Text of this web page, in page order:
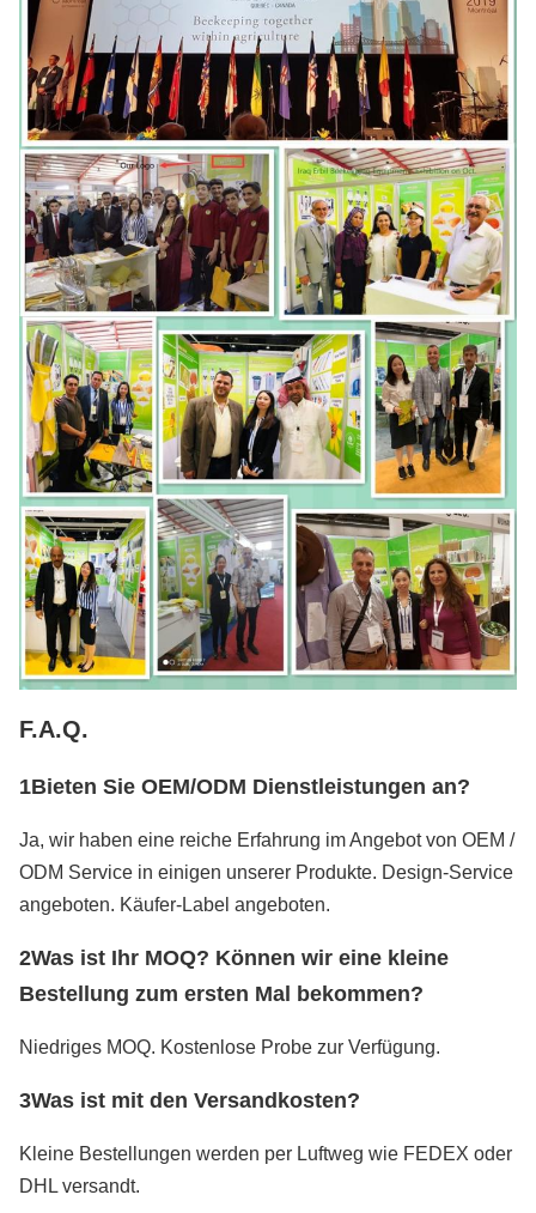
F.A.Q.
1Bieten Sie OEM/ODM Dienstleistungen an?
Ja, wir haben eine reiche Erfahrung im Angebot von OEM /
ODM Service in einigen unserer Produkte. Design-Service
angeboten. Käufer-Label angeboten.
2Was ist Ihr MOQ? Können wir eine kleine
Bestellung zum ersten Mal bekommen?
Niedriges MOQ. Kostenlose Probe zur Verfügung.
3Was ist mit den Versandkosten?
Kleine Bestellungen werden per Luftweg wie FEDEX oder
DHL versandt.